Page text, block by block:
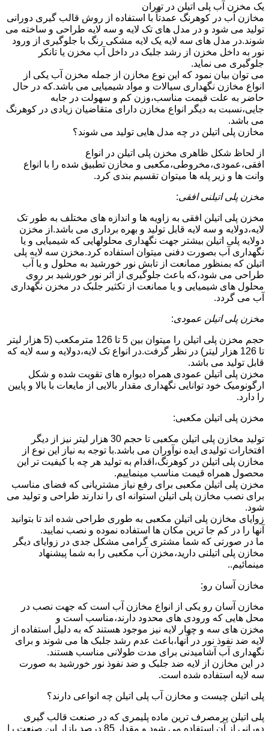
یک مخزن آب پلی اتیلن در تهران
مخازن آب در کوهرنگ عمدتاً با استفاده از روش قالب گیری دورانی
تولید می شود و در مدل های تک لایه و سه لایه طراحی و ساخته می
شوند.در مدل های سه لایه یک لایه مشکی رنگ با جلوگیری از ورود
نور به داخل مخزن از رشد جلبک در داخل آب مخزن یا تانکر
جلوگیری می نماید.
می توان بیان نمود که این نوع مخازن از جمله مخزن آب یکی از
انواع مخازن نگهداری سیالات و مواد شیمیایی می باشد.که در حال
حاضر به علت قیمت مناسب،وزن کم و سهولت در جابه
جایی،نسبت به دیگر انواع مخازن دارای متقاضیان زیادی در کوهرنگ
می باشد.
مخازن پلی اتیلن در چه مدل هایی تولید می شوند؟
از لحاظ شکل ظاهری مخزن پلی اتیلن در انواع
افقی،عمودی،مخروطی،مکعبی و مخازن تطبیق شده را با انواع
وانت ها و زیر پله ها میتوان تقسیم بندی کرد.
مخزن پلی اتیلنی افقی:
مخزن پلی اتیلن افقی به زاویه ها و اندازه های مختلف به طور تک
لایه،دولایه و سه لایه قابل تولید و بهره برداری می باشد.از مخزن
دولایه پلی اتیلن بیشتر جهت نگهداری محلولهایی که شیمیایی و یا
نگهداری آب بصورت دفنی میتوان استفاده کرد.مخزن سه لایه پلی
اتیلن که بمنظور ممانعت از تابش نور خورشید به محلول و یا آب
طراحی می شود،که باعث جلوگیری از اثر نور خورشید بر روی
محلول های شیمیایی و یا ممانعت از تکثیر جلبک در مخزن نگهداری
آب می گردد.
مخزن پلی اتیلن عمودی:
حجم مخزن پلی اتیلن را میتوان بین 5 تا 126 مترمکعب (5 هزار لیتر
تا 126 هزار لیتر) در نظر گرفت.در انواع تک لایه،دولایه و سه لایه که
قابل تولید می باشد.
مخزن پلی اتیلن عمودی همراه دیواره های تقویت شده و شکل
ارگونومیک خود توانایی نگهداری مقدار بالایی از مایعات با بالا و پایین
را دارد.
مخزن پلی اتیلن مکعبی:
تولید مخازن پلی اتیلن مکعبی تا حجم 30 هزار لیتر نیز از دیگر
افتخارات تولیدی ایده نوآوران می باشد.با توجه به نیاز این نوع از
مخازن پلی اتیلن در کوهرنگ،اقدام به تولید هر چه با کیفیت تر این
محصول همراه قیمت مناسب مینماییم.
مخزن پلی اتیلن مکعبی برای رفع نیاز مشتریانی که فضای مناسب
برای نصب مخازن پلی اتیلن استوانه ای را ندارند طراحی و تولید می
شود.
زوایای مخازن پلی اتیلن مکعبی به طوری طراحی شده اند تا بتوانید
آنها را در کم جا ترین مکان ها استفاده نموده و نصب نمایید.
ما در صورتی که شما مشتری گرامی مشکل جدی در زوایای دیگر
مخازن پلی اتیلنی دارید،مخزن آب مکعبی را به شما پیشنهاد
مینمائیم..
مخازن آسان رو:
مخازن آسان رو یکی از انواع مخازن آب است که جهت نصب در
محل هایی که ورودی های محدود دارند،مناسب است و
مخزن های سه و چهار لایه نیز موجود هستند که به دلیل استفاده از
لایه ضد نفوذ نور در آنها،باعث عدم رشد جلبک ها می شوند و برای
نگهداری آب آشامیدنی برای مدت طولانی مناسب هستند.
در این مخازن از لایه ضد جلبک و ضد نفوذ نور خورشید به صورت
سه لایه استفاده شده است.
پلی اتیلن چیست و مخازن آب پلی اتیلن چه انواعی دارند؟
پلی اتیلن پرمصرف ترین ماده پلیمری که در صنعت قالب گیری
دورانی از آن استفاده می شود و مقدار 85 درصد بازار این صنعت را